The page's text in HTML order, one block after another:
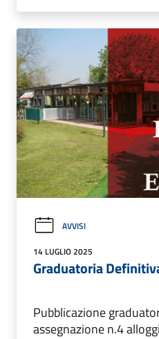
AVVISI
14 LUGLIO 2025
Graduatoria
Pubblicazione
assegnazione n.4